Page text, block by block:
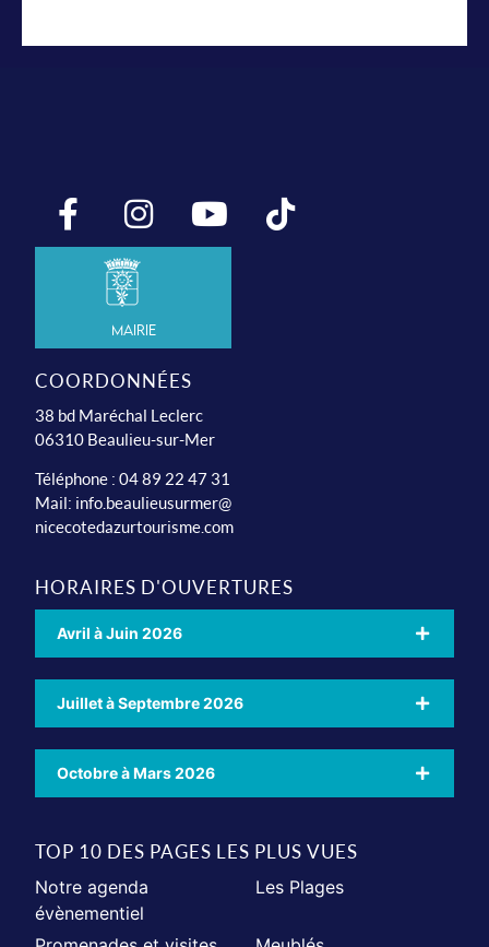
Mairie
COORDONNÉES
38 bd Maréchal Leclerc
06310 Beaulieu-sur-Mer
Téléphone : 04 89 22 47 31
Mail: info.beaulieusurmer@
nicecotedazurtourisme.com
HORAIRES D'OUVERTURES
Avril à Juin 2026
Juillet à Septembre 2026
Octobre à Mars 2026
TOP 10 DES PAGES LES PLUS VUES
Notre agenda
évènementiel
Les Plages